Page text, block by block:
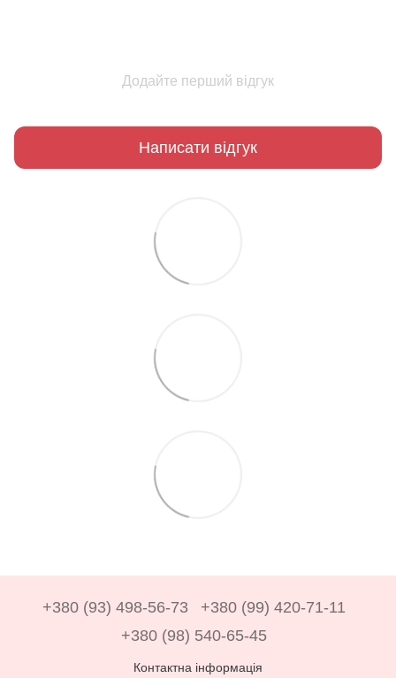
Додайте перший відгук
Написати відгук
+380 (93) 498-56-73
+380 (99) 420-71-11
+380 (98) 540-65-45
Контактна інформація